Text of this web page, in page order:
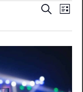
búsqueda
Eventos
Buscar
de
de
Lista